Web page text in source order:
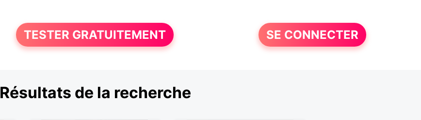
TESTER GRATUITEMENT SE CONNECTER
Résultats de la recherche